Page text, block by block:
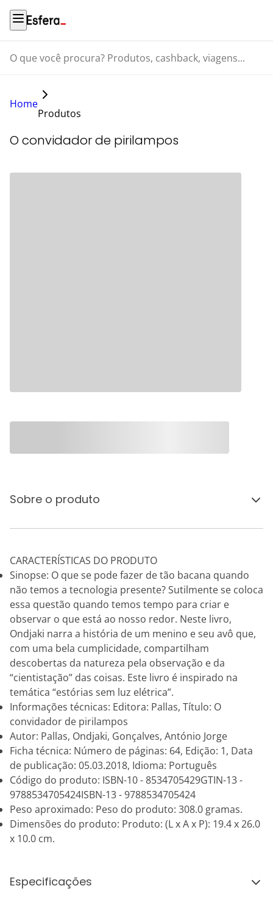
O que você procura? Produtos, cashback, viagens...
Home
Produtos
O convidador de pirilampos
Sobre o produto
CARACTERÍSTICAS DO PRODUTO
Sinopse: O que se pode fazer de tão bacana quando
não temos a tecnologia presente? Sutilmente se coloca
essa questão quando temos tempo para criar e
observar o que está ao nosso redor. Neste livro,
Ondjaki narra a história de um menino e seu avô que,
com uma bela cumplicidade, compartilham
descobertas da natureza pela observação e da
“cientistação” das coisas. Este livro é inspirado na
temática “estórias sem luz elétrica”.
Informações técnicas: Editora: Pallas, Título: O
convidador de pirilampos
Autor: Pallas, Ondjaki, Gonçalves, António Jorge
Ficha técnica: Número de páginas: 64, Edição: 1, Data
de publicação: 05.03.2018, Idioma: Português
Código do produto: ISBN-10 - 8534705429GTIN-13 -
9788534705424ISBN-13 - 9788534705424
Peso aproximado: Peso do produto: 308.0 gramas.
Dimensões do produto: Produto: (L x A x P): 19.4 x 26.0
x 10.0 cm.
Especificações